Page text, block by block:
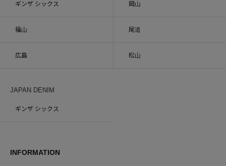
ギンザ シックス 岡山
福山 尾道
広島 松山
JAPAN DENIM
ギンザ シックス
INFORMATION